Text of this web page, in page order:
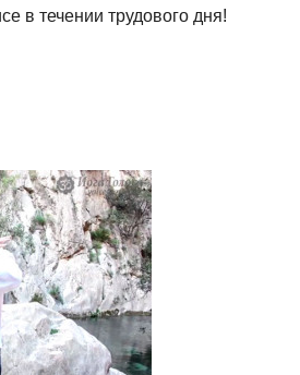
в течении трудового дня!